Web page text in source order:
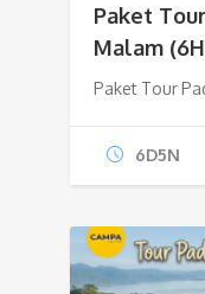
Paket
Malam
Paket Tour
6D5N